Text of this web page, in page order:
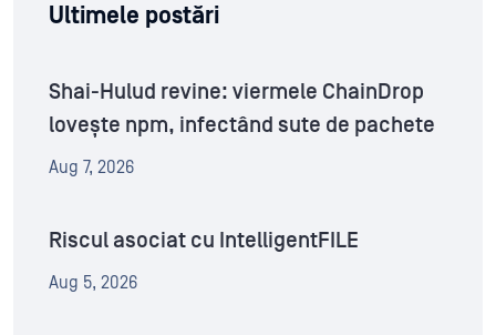
Ultimele postări
Shai-Hulud revine: viermele ChainDrop
lovește npm, infectând sute de pachete
Aug 7, 2026
Riscul asociat cu IntelligentFILE
Aug 5, 2026